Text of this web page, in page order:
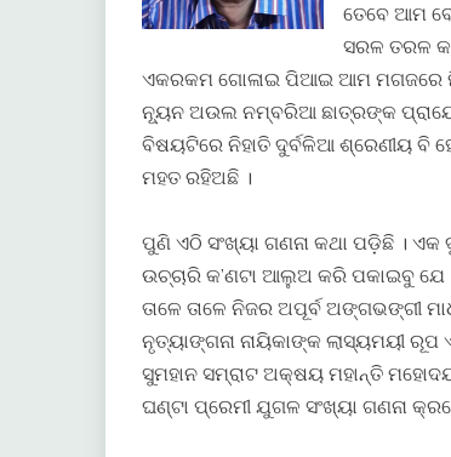
ତେବେ ଆମ
ସରଳ ତରଳ
ଏକରକମ ଗୋଳାଇ ପିଆଇ ଆମ ମଗଜରେ
ନ୍ୟୂନ ଅଉଲ ନମ୍ବରିଆ ଛାତ୍ରଙ୍କ
ବିଷୟଟିରେ ନିହାତି ଦୁର୍ବଳିଆ ଶ୍ରେଣୀୟ
ମହତ ରହିଅଛି ।
ପୁଣି ଏଠି ସଂଖ୍ୟା ଗଣନା କଥା ପଡ଼ିଛି ।
ଉଚ୍ଚାରି କ’ଣଟା ଆଲୁଅ କରି ପକାଇବୁ ଯେ
ତାଳେ ତାଳେ ନିଜର ଅପୂର୍ବ ଅଙ୍ଗଭଙ୍ଗୀ
ନୃତ୍ୟାଙ୍ଗନା ନାୟିକାଙ୍କ ଲାସ୍ୟମୟୀ
ସୁମହାନ ସମ୍ରାଟ ଅକ୍ଷୟ ମହାନ୍ତି
ଘଣ୍ଟା ପ୍ରେମୀ ଯୁଗଳ ସଂଖ୍ୟା ଗଣନା